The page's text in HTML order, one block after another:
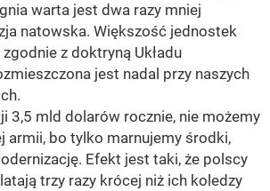
warta jest dwa razy mniej
natowska. Większość jednostek
z doktryną Układu
jest nadal przy naszych
3,5 mld dolarów rocznie, nie możemy
armii, bo tylko marnujemy środki,
Efekt jest taki, że polscy
trzy razy krócej niż ich koledzy